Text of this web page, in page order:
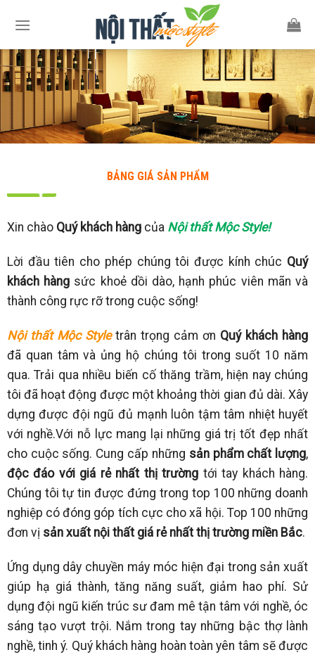
BẢNG GIÁ SẢN PHẨM
Xin chào Quý khách hàngcủa Nội thất Mộc Style!
Lời đầu tiên cho phép chúng tôi được kính chúc Quý
khách hàng sức khoẻ dồi dào, hạnh phúc viên mãn và
thành công rực rỡ trong cuộc sống!
Nội thất Mộc Style trân trọng cảm ơn Quý khách hàng
đã quan tâm và ủng hộ chúng tôi trong suốt 10 năm
qua. Trải qua nhiều biến cố thăng trầm, hiện nay chúng
tôi đã hoạt động được một khoảng thời gian đủ dài. Xây
dựng được đội ngũ đủ mạnh luôn tậm tâm nhiệt huyết
với nghề.Với nỗ lực mang lại những giá trị tốt đẹp nhất
cho cuộc sống. Cung cấp những sản phẩm chất lượng,
độc đáo với giá rẻ nhất thị trường tới tay khách hàng.
Chúng tôi tự tin được đứng trong top 100 những doanh
nghiệp có đóng góp tích cực cho xã hội. Top 100 những
đơn vị sản xuất nội thất giá rẻ nhất thị trường miền Bắc.
Ứng dụng dây chuyền máy móc hiện đại trong sản xuất
giúp hạ giá thành, tăng năng suất, giảm hao phí. Sử
dụng đội ngũ kiến trúc sư đam mê tận tâm với nghề, óc
sáng tạo vượt trội. Nắm trong tay những bậc thợ lành
nghề, tinh ý. Quý khách hàng hoàn toàn yên tâm sẽ được